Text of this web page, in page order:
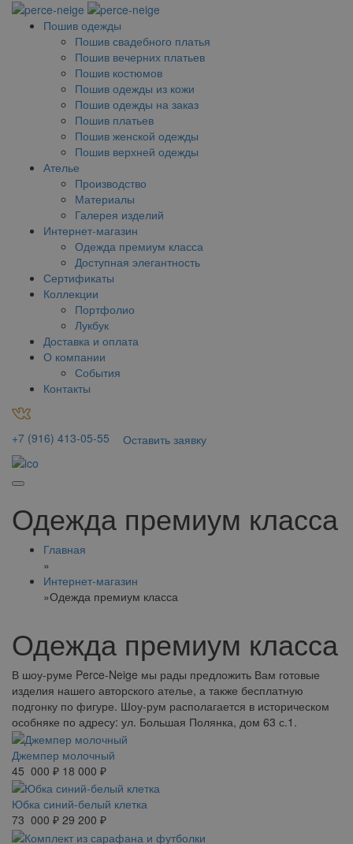
Пошив одежды
Пошив свадебного платья
Пошив вечерних платьев
Пошив костюмов
Пошив одежды из кожи
Пошив одежды на заказ
Пошив платьев
Пошив женской одежды
Пошив верхней одежды
Ателье
Производство
Материалы
Галерея изделий
Интернет-магазин
Одежда премиум класса
Доступная элегантность
Сертификаты
Коллекции
Портфолио
Лукбук
Доставка и оплата
О компании
События
Контакты
+7 (916) 413-05-55 Оставить заявку
Одежда премиум класса
Главная
»
Интернет-магазин
»Одежда премиум класса
Одежда премиум класса
В шоу-руме Perce-Neige мы рады предложить Вам готовые
изделия нашего авторского ателье, а также бесплатную
подгонку по фигуре. Шоу-рум располагается в историческом
особняке по адресу: ул. Большая Полянка, дом 63 с.1.
Джемпер молочный
45 000 ₽ 18 000 ₽
Юбка синий-белый клетка
73 000 ₽ 29 200 ₽